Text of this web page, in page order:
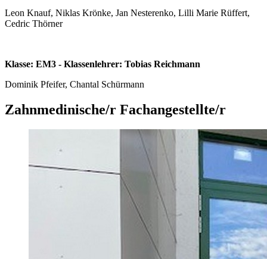
Leon Knauf, Niklas Krönke, Jan Nesterenko, Lilli Marie Rüffert,
Cedric Thörner
Klasse: EM3 - Klassenlehrer: Tobias Reichmann
Dominik Pfeifer, Chantal Schürmann
Zahnmedinische/r Fachangestellte/r